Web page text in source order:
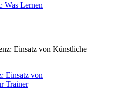
Was Lernen
Einsatz von
Trainer